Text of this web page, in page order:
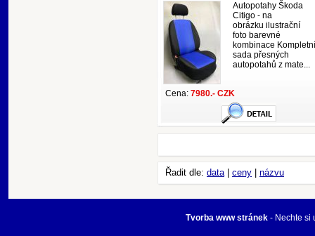
Autopotahy Škoda
Citigo - na
obrázku ilustrační
foto barevné
kombinace Kompletní
sada přesných
autopotahů z mate...
Cena: 7980.- CZK
Řadit dle: data| ceny názvu
Tvorba www stránek- Nechte si